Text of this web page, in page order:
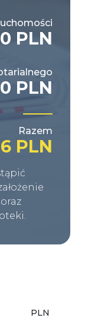
PLN
PLN
Razem
PLN
PLN